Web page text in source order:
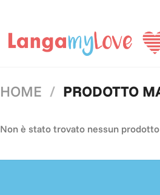
HOME / PRODOTTO
Non è stato trovato nessun